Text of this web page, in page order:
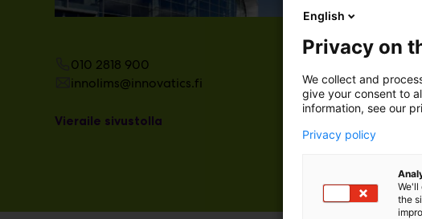
010 2818 900
innolims@innovatics.fi
Vieraile sivustolla
English
Privacy on
We collect and
give your consent to
information, see our
Privacy policy
We'll
the